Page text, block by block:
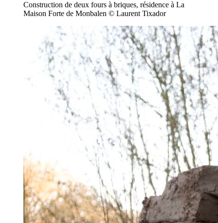
Construction de deux fours à briques, résidence à La
Maison Forte de Monbalen © Laurent Tixador